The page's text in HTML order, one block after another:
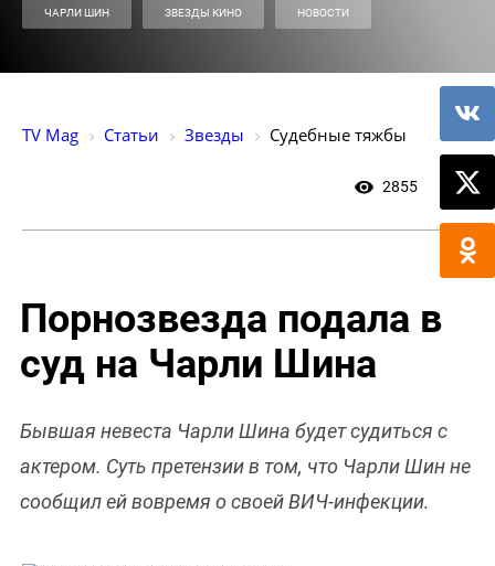
ЧАРЛИ ШИН ЗВЕЗДЫ КИНО НОВОСТИ
TV Mag Статьи Звезды Судебные тяжбы
2855 0
Порнозвезда подала в
суд на Чарли Шина
Бывшая невеста Чарли Шина будет судиться с
актером. Суть претензии в том, что Чарли Шин не
сообщил ей вовремя о своей ВИЧ-инфекции.